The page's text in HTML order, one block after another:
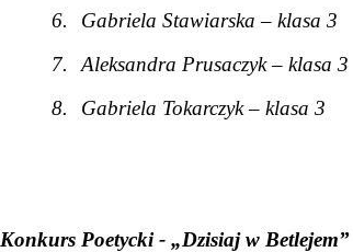
6.
Gabriela Stawiarska – klasa 3
7.
Aleksandra Prusaczyk – klasa 3
8.
Gabriela Tokarczyk – klasa 3
Konkurs Poetycki - „Dzisiaj w Betlejem”